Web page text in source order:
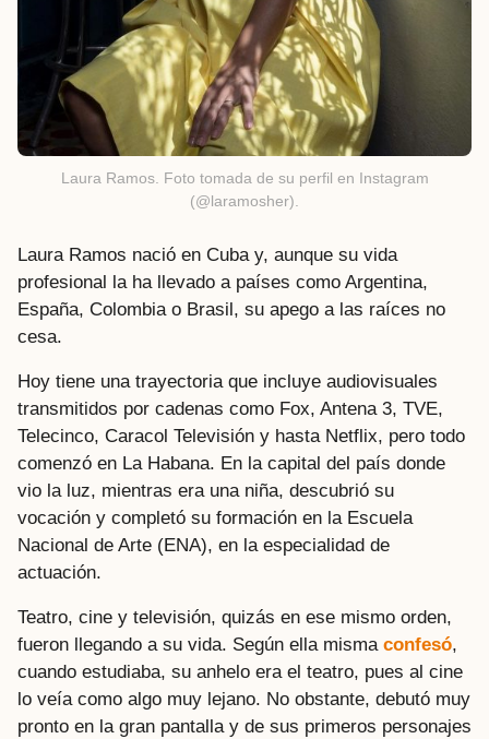
Laura Ramos. Foto tomada de su perfil en Instagram
(@laramosher).
Laura Ramos nació en Cuba y, aunque su vida
profesional la ha llevado a países como Argentina,
España, Colombia o Brasil, su apego a las raíces no
cesa.
Hoy tiene una trayectoria que incluye audiovisuales
transmitidos por cadenas como Fox, Antena 3, TVE,
Telecinco, Caracol Televisión y hasta Netflix, pero todo
comenzó en La Habana. En la capital del país donde
vio la luz, mientras era una niña, descubrió su
vocación y completó su formación en la Escuela
Nacional de Arte (ENA), en la especialidad de
actuación.
Teatro, cine y televisión, quizás en ese mismo orden,
fueron llegando a su vida. Según ella misma confesó,
cuando estudiaba, su anhelo era el teatro, pues al cine
lo veía como algo muy lejano. No obstante, debutó muy
pronto en la gran pantalla y de sus primeros personajes